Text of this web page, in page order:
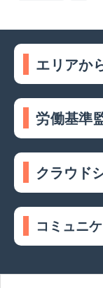
エリアか
労働基準
クラウド
コミュニ